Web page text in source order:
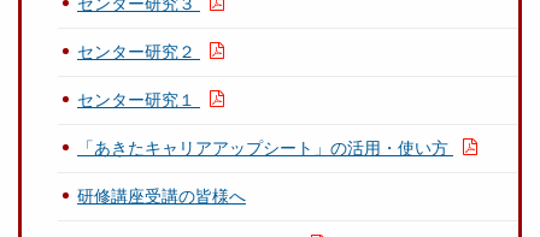
センター研究２
センター研究１
「あきたキャリアアップシート」の活用・使い方
研修講座受講の皆様へ